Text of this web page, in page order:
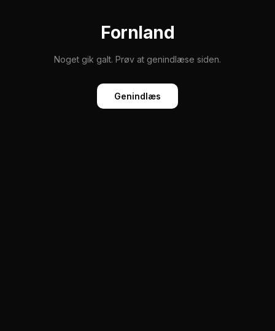
Fornland
Noget gik galt. Prøv at genindlæse siden.
Genindlæs